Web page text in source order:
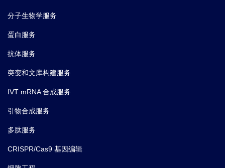
分子生物学服务
蛋白服务
抗体服务
突变和文库构建服务
IVT mRNA 合成服务
引物合成服务
多肽服务
CRISPR/Cas9 基因编辑